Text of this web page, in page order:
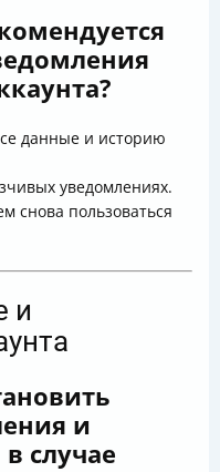
данные и историю
уведомлениях.
снова пользоваться
и
и
случае